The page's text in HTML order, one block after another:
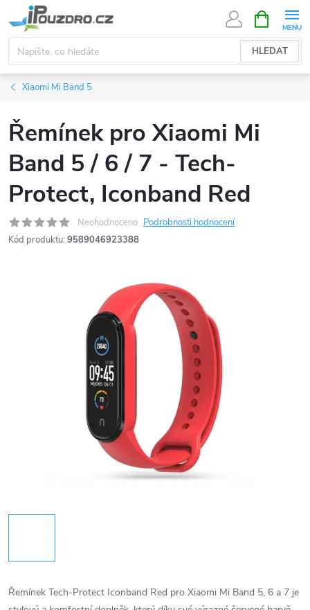
na
obsah
HLEDAT
NÁKUPNÍ
KOŠÍK
Xiaomi Mi Band 5
Řemínek pro Xiaomi Mi
Band 5 / 6 / 7 - Tech-
Protect, Iconband Red
Neohodnoceno Podrobnosti hodnocení
Kód produktu: 9589046923388
Řemínek Tech-Protect Iconband Red pro Xiaomi Mi Band 5, 6 a 7 je